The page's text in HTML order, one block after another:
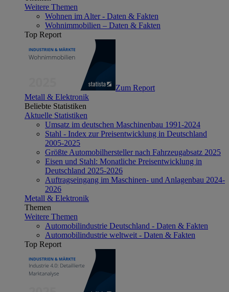
Weitere Themen
Wohnen im Alter - Daten & Fakten
Wohnimmobilien – Daten & Fakten
Top Report
Zum Report
Metall & Elektronik
Beliebte Statistiken
Aktuelle Statistiken
Umsatz im deutschen Maschinenbau 1991-2024
Stahl - Index zur Preisentwicklung in Deutschland
2005-2025
Größte Automobilhersteller nach Fahrzeugabsatz 2025
Eisen und Stahl: Monatliche Preisentwicklung in
Deutschland 2025-2026
Auftragseingang im Maschinen- und Anlagenbau 2024-
2026
Metall & Elektronik
Themen
Weitere Themen
Automobilindustrie Deutschland - Daten & Fakten
Automobilindustrie weltweit - Daten & Fakten
Top Report